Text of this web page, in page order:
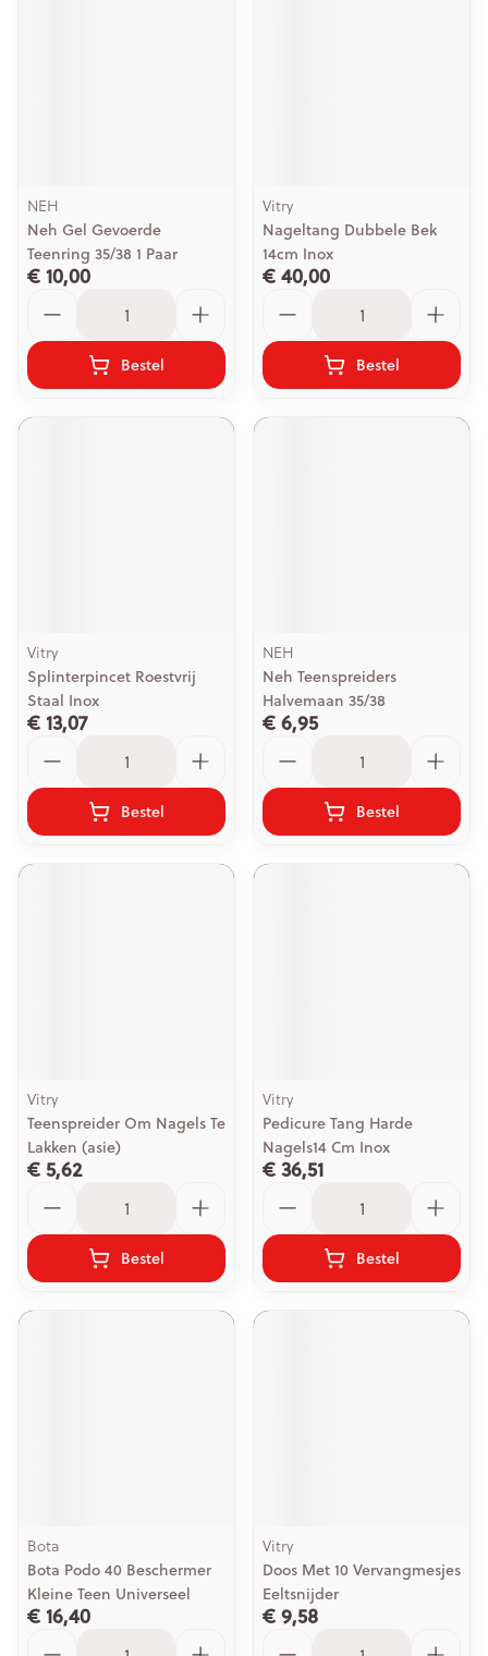
NEH
Neh Gel Gevoerde
Teenring 35/38 1 Paar
€ 10,00
Bestel
Vitry
Nageltang Dubbele Bek
14cm Inox
€ 40,00
Bestel
Vitry
Splinterpincet Roestvrij
Staal Inox
€ 13,07
Bestel
NEH
Neh Teenspreiders
Halvemaan 35/38
€ 6,95
Bestel
Vitry
Teenspreider Om Nagels Te
Lakken (asie)
€ 5,62
Bestel
Vitry
Pedicure Tang Harde
Nagels14 Cm Inox
€ 36,51
Bestel
Bota
Bota Podo 40 Beschermer
Kleine Teen Universeel
€ 16,40
Vitry
Doos Met 10 Vervangmesjes
Eeltsnijder
€ 9,58